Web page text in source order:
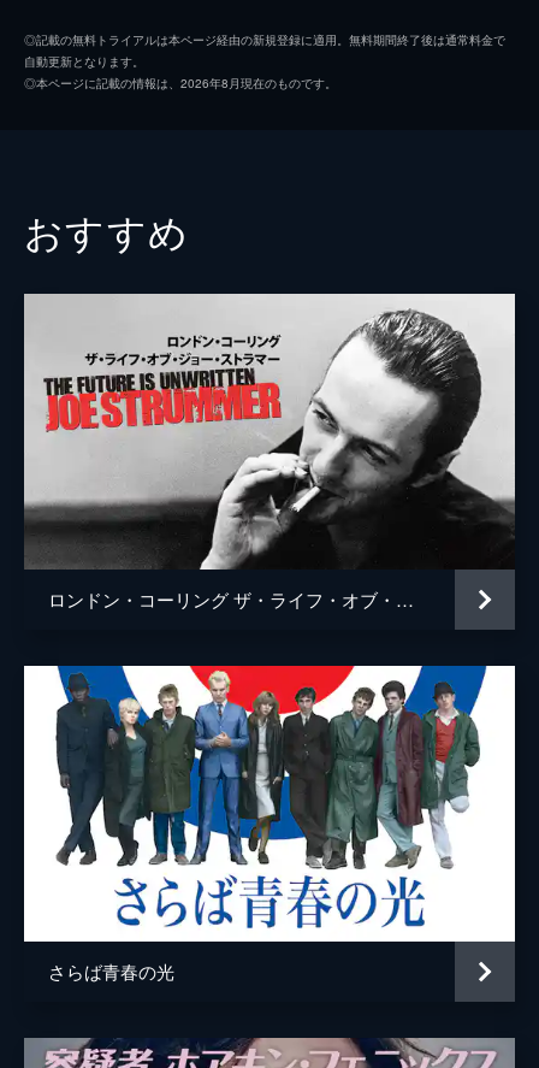
◎記載の無料トライアルは本ページ経由の新規登録に適用。無料期間終了後は通常料金で
自動更新となります。
◎本ページに記載の情報は、2026年8月現在のものです。
おすすめ
ロンドン・コーリング ザ・ライフ・オブ・ジョー・ストラマー
さらば青春の光